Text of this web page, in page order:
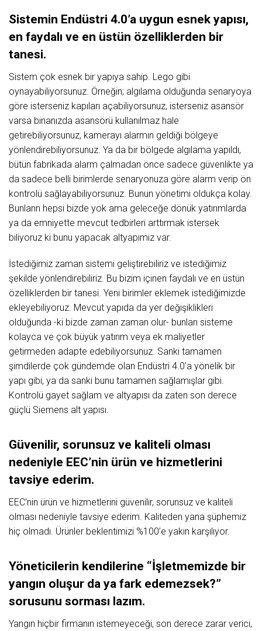
Sistemin Endüstri 4.0’a uygun esnek yapısı,
en faydalı ve en üstün özelliklerden bir
tanesi.
Sistem çok esnek bir yapıya sahip. Lego gibi
oynayabiliyorsunuz. Örneğin; algılama olduğunda senaryoya
göre isterseniz kapıları açabiliyorsunuz, isterseniz asansör
varsa binanızda asansörü kullanılmaz hale
getirebiliyorsunuz, kamerayı alarmın geldiği bölgeye
yönlendirebiliyorsunuz. Ya da bir bölgede algılama yapıldı,
bütün fabrikada alarm çalmadan önce sadece güvenlikte ya
da sadece belli birimlerde senaryonuza göre alarm verip ön
kontrolü sağlayabiliyorsunuz. Bunun yönetimi oldukça kolay.
Bunların hepsi bizde yok ama geleceğe dönük yatırımlarda
ya da emniyette mevcut tedbirleri arttırmak istersek
biliyoruz ki bunu yapacak altyapımız var.
İstediğimiz zaman sistemi geliştirebiliriz ve istediğimiz
şekilde yönlendirebiliriz. Bu bizim içinen faydalı ve en üstün
özelliklerden bir tanesi. Yeni birimler eklemek istediğimizde
ekleyebiliyoruz. Mevcut yapıda da yer değişiklikleri
olduğunda -ki bizde zaman zaman olur- bunları sisteme
kolayca ve çok büyük yatırım veya ek maliyetler
getirmeden adapte edebiliyorsunuz. Sanki tamamen
şimdilerde çok gündemde olan Endüstri 4.0’a yönelik bir
yapı gibi, ya da sanki bunu tamamen sağlamışlar gibi.
Kontrolü gayet sağlam ve altyapısı da zaten son derece
güçlü Siemens alt yapısı.
Güvenilir, sorunsuz ve kaliteli olması
nedeniyle EEC’nin ürün ve hizmetlerini
tavsiye ederim.
EEC’nin ürün ve hizmetlerini güvenilir, sorunsuz ve kaliteli
olması nedeniyle tavsiye ederim. Kaliteden yana şüphemiz
hiç olmadı. Ürünler beklentimizi %100’e yakın karşılıyor.
Yöneticilerin kendilerine “İşletmemizde bir
yangın oluşur da ya fark edemezsek?”
sorusunu sorması lazım.
Yangın hiçbir firmanın istemeyeceği, son derece zarar verici,